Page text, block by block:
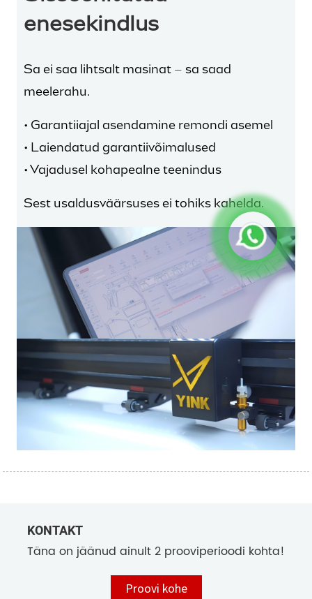
enesekindlus
Sa ei saa lihtsalt masinat – sa saad
meelerahu.
• Garantiiajal asendamine remondi asemel
• Laiendatud garantiivõimalused
• Vajadusel kohapealne teenindus
Sest usaldusväärsuses ei tohiks kahelda.
KONTAKT
Täna on jäänud ainult 2 prooviperioodi kohta!
Proovi kohe